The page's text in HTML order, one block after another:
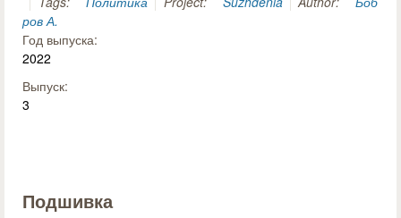
ров А.
Год выпуска:
2022
Выпуск:
3
Подшивка